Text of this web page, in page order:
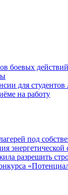
боевых
для студентов
на работу
под
энергетической
разрешить